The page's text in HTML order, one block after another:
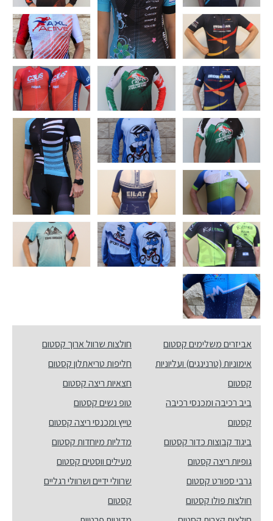
אביזרים משלימים קסטום
אימוניות (טרנינגים) ועליוניות
קסטום
ביב רכיבה ומכנסי רכיבה
קסטום
ביגוד קבוצות כדור קסטום
גופיות ריצה קסטום
גרבי ספורט קסטום
חולצות פולו קסטום
חולצות שרוול ארוך קסטום
חליפות טריאתלון קסטום
חצאיות ריצה קסטום
טופ נשים קסטום
טייץ ומכנסי ריצה קסטום
מדליות מיוחדות קסטום
מעילים ווסטים קסטום
שרוולי ידיים ושרוולי רגליים
קסטום